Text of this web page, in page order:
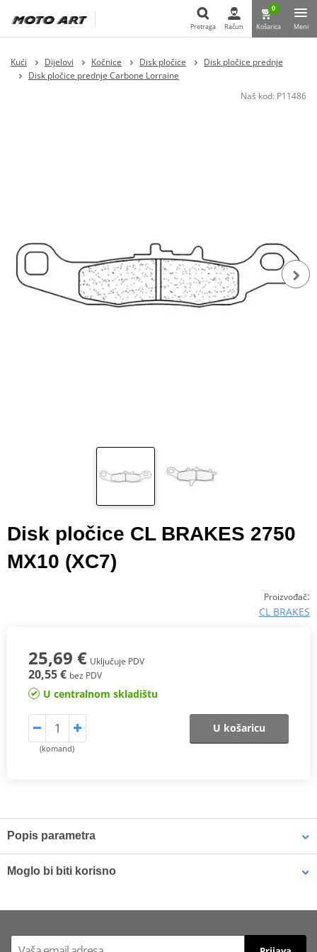
Pretraga
Pretraga Račun
0
Košarica Meni
Kući Dijelovi Kočnice Disk pločice
Disk pločice prednje
Disk pločice prednje Carbone Lorraine
Naš kod: P11486
Disk pločice CL BRAKES 2750
MX10 (XC7)
Proizvođač:
CL BRAKES
25,69 € Uključuje PDV
20,55 € bez PDV
U centralnom skladištu
(komand)
U košaricu
Popis parametra
Also used for TGV trains, wind turbines, and helicopters
Moglo bi biti korisno
ml (ideal for workshops)